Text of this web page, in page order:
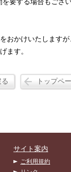
おかけいたしますが
ます。
トップペ
サイト案内
ご利用規約